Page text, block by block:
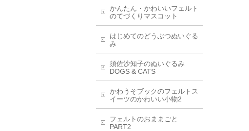
かんたん・かわいいフェルト
のてづくりマスコット
はじめてのどうぶつぬいぐる
み
須佐沙知子のぬいぐるみ
DOGS & CATS
かわうそブックのフェルトス
イーツのかわいい小物2
フェルトのおままごと
PART2